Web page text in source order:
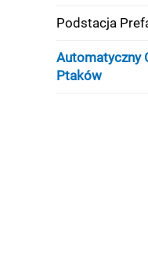
Podstacja
Automatyczny
Ptaków